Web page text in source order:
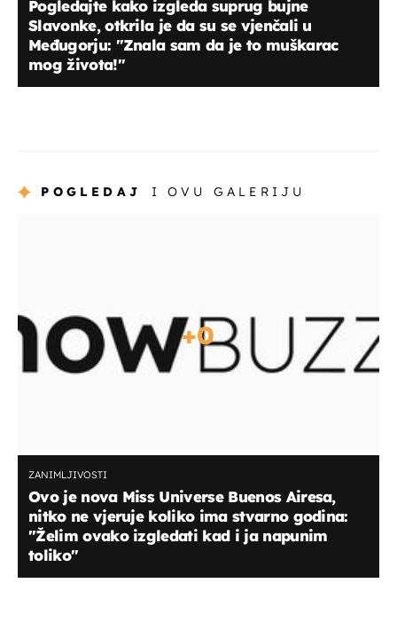
Pogledajte kako izgleda suprug bujne
Slavonke, otkrila je da su se vjenčali u
Međugorju: "Znala sam da je to muškarac
mog života!"
POGLEDAJ I OVU GALERIJU
+0
ZANIMLJIVOSTI
Ovo je nova Miss Universe Buenos Airesa,
nitko ne vjeruje koliko ima stvarno godina:
"Želim ovako izgledati kad i ja napunim
toliko"